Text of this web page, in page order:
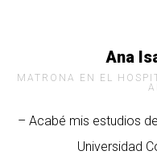
Ana
MATRONA EN EL
– Acabé mis estudios
Universidad